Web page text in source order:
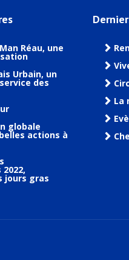
Réau, une
Urbain, un
des
globale
actions à
jours gras
La